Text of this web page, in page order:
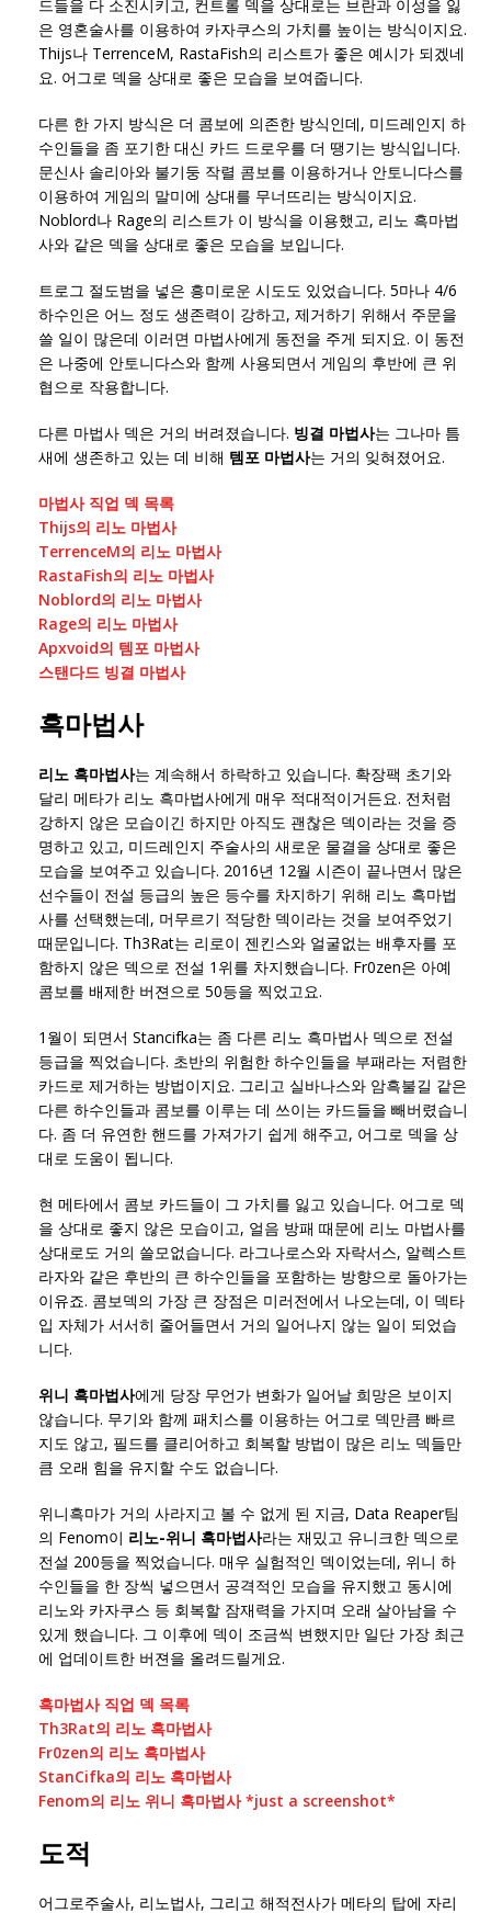
드들을 다 소진시키고, 컨트롤 덱을 상대로는 브란과 이성을 잃
은 영혼술사를 이용하여 카자쿠스의 가치를 높이는 방식이지요.
Thijs나 TerrenceM, RastaFish의 리스트가 좋은 예시가 되겠네
요. 어그로 덱을 상대로 좋은 모습을 보여줍니다.
다른 한 가지 방식은 더 콤보에 의존한 방식인데, 미드레인지 하
수인들을 좀 포기한 대신 카드 드로우를 더 땡기는 방식입니다.
문신사 솔리아와 불기둥 작렬 콤보를 이용하거나 안토니다스를
이용하여 게임의 말미에 상대를 무너뜨리는 방식이지요.
Noblord나 Rage의 리스트가 이 방식을 이용했고, 리노 흑마법
사와 같은 덱을 상대로 좋은 모습을 보입니다.
트로그 절도범을 넣은 흥미로운 시도도 있었습니다. 5마나 4/6
하수인은 어느 정도 생존력이 강하고, 제거하기 위해서 주문을
쓸 일이 많은데 이러면 마법사에게 동전을 주게 되지요. 이 동전
은 나중에 안토니다스와 함께 사용되면서 게임의 후반에 큰 위
협으로 작용합니다.
다른 마법사 덱은 거의 버려졌습니다. 빙결 마법사는 그나마 틈
새에 생존하고 있는 데 비해 템포 마법사는 거의 잊혀졌어요.
마법사 직업 덱 목록
Thijs의 리노 마법사
TerrenceM의 리노 마법사
RastaFish의 리노 마법사
Noblord의 리노 마법사
Rage의 리노 마법사
Apxvoid의 템포 마법사
스탠다드 빙결 마법사
흑마법사
리노 흑마법사는 계속해서 하락하고 있습니다. 확장팩 초기와
달리 메타가 리노 흑마법사에게 매우 적대적이거든요. 전처럼
강하지 않은 모습이긴 하지만 아직도 괜찮은 덱이라는 것을 증
명하고 있고, 미드레인지 주술사의 새로운 물결을 상대로 좋은
모습을 보여주고 있습니다. 2016년 12월 시즌이 끝나면서 많은
선수들이 전설 등급의 높은 등수를 차지하기 위해 리노 흑마법
사를 선택했는데, 머무르기 적당한 덱이라는 것을 보여주었기
때문입니다. Th3Rat는 리로이 젠킨스와 얼굴없는 배후자를 포
함하지 않은 덱으로 전설 1위를 차지했습니다. Fr0zen은 아예
콤보를 배제한 버젼으로 50등을 찍었고요.
1월이 되면서 Stancifka는 좀 다른 리노 흑마법사 덱으로 전설
등급을 찍었습니다. 초반의 위험한 하수인들을 부패라는 저렴한
카드로 제거하는 방법이지요. 그리고 실바나스와 암흑불길 같은
다른 하수인들과 콤보를 이루는 데 쓰이는 카드들을 빼버렸습니
다. 좀 더 유연한 핸드를 가져가기 쉽게 해주고, 어그로 덱을 상
대로 도움이 됩니다.
현 메타에서 콤보 카드들이 그 가치를 잃고 있습니다. 어그로 덱
을 상대로 좋지 않은 모습이고, 얼음 방패 때문에 리노 마법사를
상대로도 거의 쓸모없습니다. 라그나로스와 자락서스, 알렉스트
라자와 같은 후반의 큰 하수인들을 포함하는 방향으로 돌아가는
이유죠. 콤보덱의 가장 큰 장점은 미러전에서 나오는데, 이 덱타
입 자체가 서서히 줄어들면서 거의 일어나지 않는 일이 되었습
니다.
위니 흑마법사에게 당장 무언가 변화가 일어날 희망은 보이지
않습니다. 무기와 함께 패치스를 이용하는 어그로 덱만큼 빠르
지도 않고, 필드를 클리어하고 회복할 방법이 많은 리노 덱들만
큼 오래 힘을 유지할 수도 없습니다.
위니흑마가 거의 사라지고 볼 수 없게 된 지금, Data Reaper팀
의 Fenom이 리노-위니 흑마법사라는 재밌고 유니크한 덱으로
전설 200등을 찍었습니다. 매우 실험적인 덱이었는데, 위니 하
수인들을 한 장씩 넣으면서 공격적인 모습을 유지했고 동시에
리노와 카자쿠스 등 회복할 잠재력을 가지며 오래 살아남을 수
있게 했습니다. 그 이후에 덱이 조금씩 변했지만 일단 가장 최근
에 업데이트한 버젼을 올려드릴게요.
흑마법사 직업 덱 목록
Th3Rat의 리노 흑마법사
Fr0zen의 리노 흑마법사
StanCifka의 리노 흑마법사
Fenom의 리노 위니 흑마법사 *just a screenshot*
도적
어그로주술사, 리노법사, 그리고 해적전사가 메타의 탑에 자리